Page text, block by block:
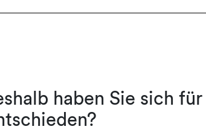
haben Sie sich